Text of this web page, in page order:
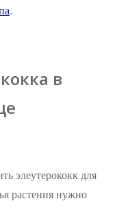
.
в
элеутерококк для
растения нужно